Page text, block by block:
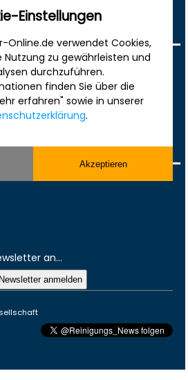
an...
Einstellungen
Online.de verwendet Cookies,
zu gewährleisten und
durchzuführen.
finden Sie über die
erfahren" sowie in unserer
.
Akzeptieren